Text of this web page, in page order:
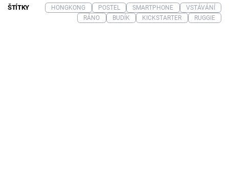
ŠTÍTKY HONGKONG POSTEL SMARTPHONE
VSTÁVÁNÍ
RÁNO
BUDÍK KICKSTARTER RUGGIE